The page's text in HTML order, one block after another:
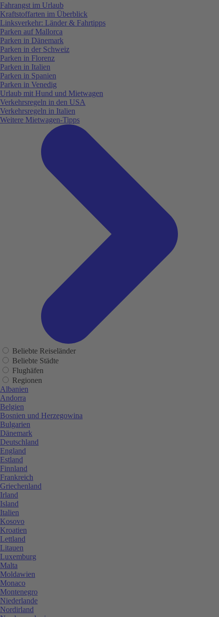
Fahrangst im Urlaub
Kraftstoffarten im Überblick
Linksverkehr: Länder & Fahrtipps
Parken auf Mallorca
Parken in Dänemark
Parken in der Schweiz
Parken in Florenz
Parken in Italien
Parken in Spanien
Parken in Venedig
Urlaub mit Hund und Mietwagen
Verkehrsregeln in den USA
Verkehrsregeln in Italien
Weitere Mietwagen-Tipps
Beliebte Reiseländer
Beliebte Städte
Flughäfen
Regionen
Albanien
Andorra
Belgien
Bosnien und Herzegowina
Bulgarien
Dänemark
Deutschland
England
Estland
Finnland
Frankreich
Griechenland
Irland
Island
Italien
Kosovo
Kroatien
Lettland
Litauen
Luxemburg
Malta
Moldawien
Monaco
Montenegro
Niederlande
Nordirland